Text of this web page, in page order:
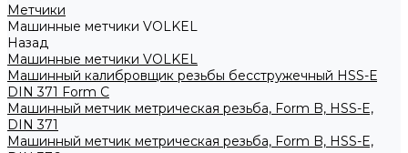
Метчики
Машинные метчики VOLKEL
Назад
Машинные метчики VOLKEL
Машинный калибровщик резьбы бесстружечный HSS-Е
DIN 371 Form C
Машинный метчик метрическая резьба, Form B, HSS-E,
DIN 371
Машинный метчик метрическая резьба, Form B, HSS-E,